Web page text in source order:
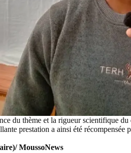
du thème et la rigueur scientifique
prestation a ainsi été
MoussoNews